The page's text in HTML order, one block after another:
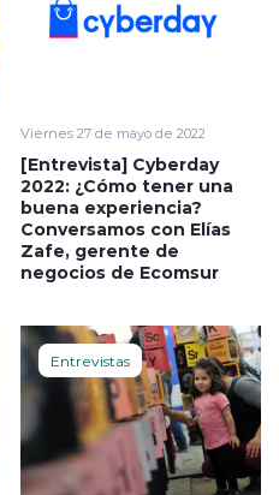
Viernes 27 de mayo de 2022
[Entrevista] Cyberday
2022: ¿Cómo tener una
buena experiencia?
Conversamos con Elías
Zafe, gerente de
negocios de Ecomsur
Entrevistas